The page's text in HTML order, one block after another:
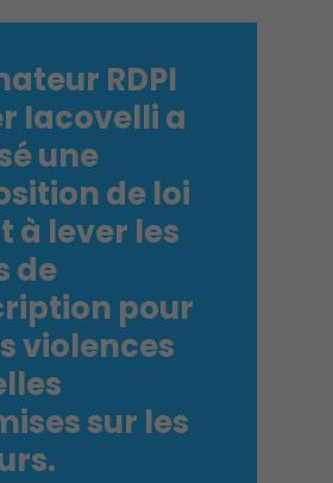
RDPI
Iacovelli a
une
de loi
à lever les
de
pour
violences
sur les